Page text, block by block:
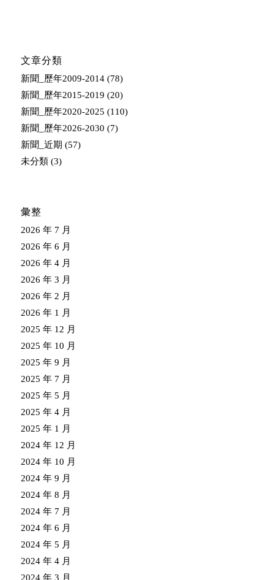
文章分類
新聞_歷年2009-2014(78)
新聞_歷年2015-2019 (20)
新聞_歷年2020-2025 (110)
新聞_歷年2026-2030 (7)
新聞_近期 (57)
未分類(3)
彙整
2026 年 7 月
2026 年 6 月
2026 年 4 月
2026 年 3 月
2026 年 2 月
2026 年 1 月
2025 年 12 月
2025 年 10 月
2025 年 9 月
2025 年 7 月
2025 年 5 月
2025 年 4 月
2025 年 1 月
2024 年 12 月
2024 年 10 月
2024 年 9 月
2024 年 8 月
2024 年 7 月
2024 年 6 月
2024 年 5 月
2024 年 4 月
2024 年 3 月